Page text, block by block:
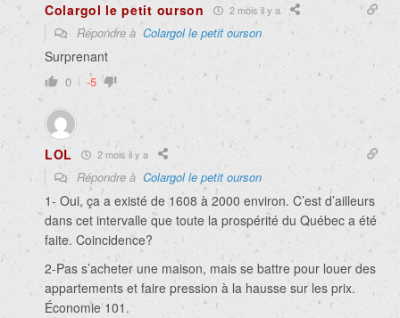
Colargol le petit ourson 2 mois il y a
Répondre à Colargol le petit ourson
Surprenant
0 -5
LOL 2 mois il y a
Répondre à Colargol le petit ourson
1- Oui, ça a existé de 1608 à 2000 environ. C’est d’ailleurs
dans cet intervalle que toute la prospérité du Québec a été
faite. Coincidence?
2-Pas s’acheter une maison, mais se battre pour louer des
appartements et faire pression à la hausse sur les prix.
Économie 101.